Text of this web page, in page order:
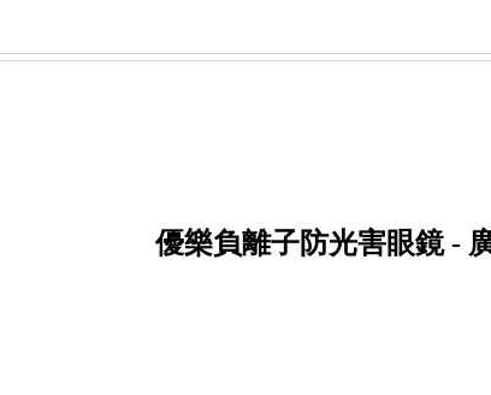
優樂負離子防光害眼鏡 -